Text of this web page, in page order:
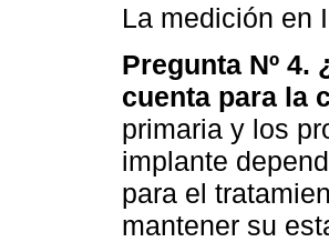
La medición en
Pregunta Nº
cuenta para la
primaria y los
implante
para el
mantener su